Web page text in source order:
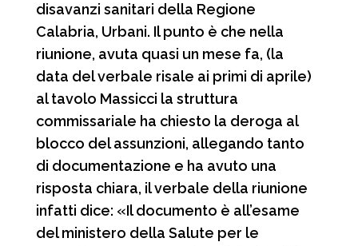
i
disavanzi sanitari della Regione
Calabria, Urbani. Il punto è che nella
riunione, avuta quasi un mese fa, (la
data del verbale risale ai primi di aprile)
al tavolo Massicci la struttura
commissariale ha chiesto la deroga al
blocco del assunzioni, allegando tanto
di documentazione e ha avuto una
risposta chiara, il verbale della riunione
infatti dice: «Il documento è all’esame
del ministero della Salute per le